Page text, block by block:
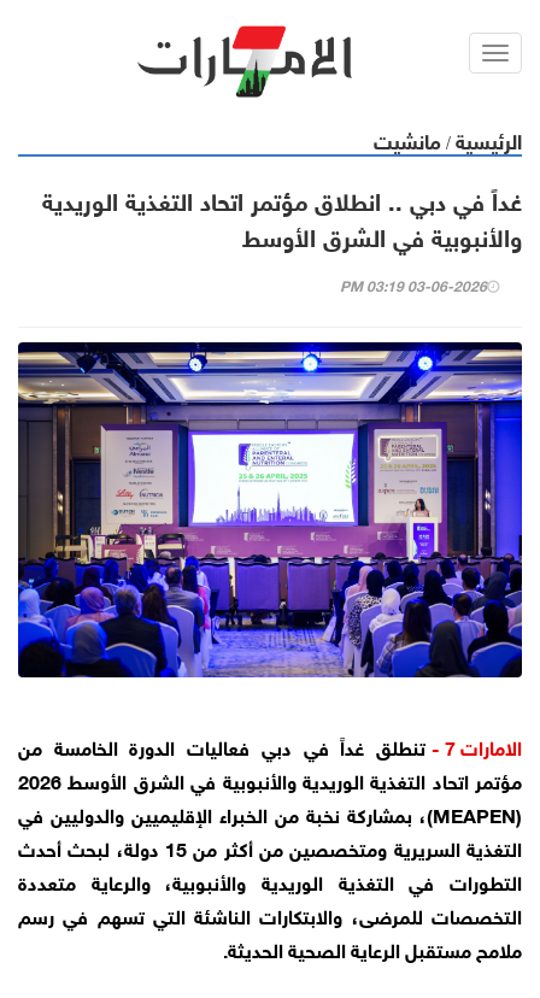
Toggl
الرئيسية / مانشيت
غداً في دبي .. انطلاق مؤتمر اتحاد التغذية الوريدية
والأنبوبية في الشرق الأوسط
03-06-2026 03:19 PM
الامارات 7 -
تنطلق غداً في دبي فعاليات الدورة الخامسة من
مؤتمر اتحاد التغذية الوريدية والأنبوبية في الشرق الأوسط 2026
(MEAPEN)، بمشاركة نخبة من الخبراء الإقليميين والدوليين في
التغذية السريرية ومتخصصين من أكثر من 15 دولة، لبحث أحدث
التطورات في التغذية الوريدية والأنبوبية، والرعاية متعددة
التخصصات للمرضى، والابتكارات الناشئة التي تسهم في رسم
ملامح مستقبل الرعاية الصحية الحديثة.